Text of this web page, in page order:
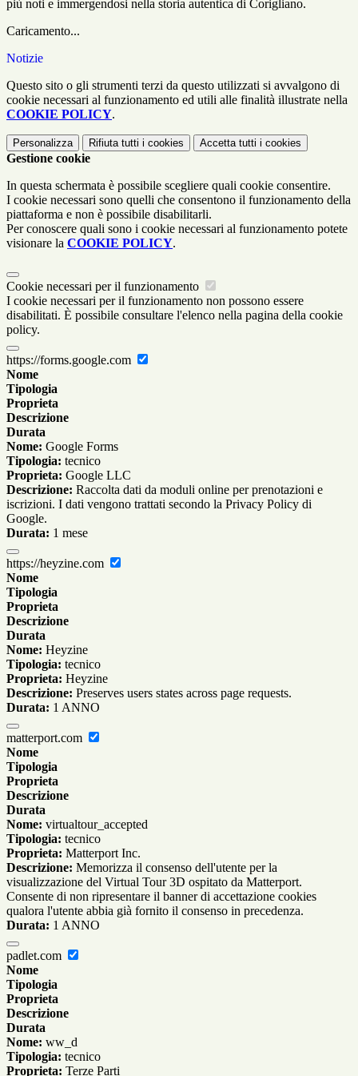
più noti e immergendosi nella storia autentica di Corigliano.
Caricamento...
Notizie
Questo sito o gli strumenti terzi da questo utilizzati si avvalgono di
cookie necessari al funzionamento ed utili alle finalità illustrate nella
COOKIE POLICY.
Personalizza Rifiuta tutti i cookies Accetta tutti i cookies
Gestione cookie
In questa schermata è possibile scegliere quali cookie consentire.
I cookie necessari sono quelli che consentono il funzionamento della
piattaforma e non è possibile disabilitarli.
Per conoscere quali sono i cookie necessari al funzionamento potete
visionare la COOKIE POLICY.
Cookie necessari per il funzionamento
I cookie necessari per il funzionamento non possono essere
disabilitati. È possibile consultare l'elenco nella pagina della cookie
policy.
https://forms.google.com
Nome
Tipologia
Proprieta
Descrizione
Durata
Nome: Google Forms
Tipologia: tecnico
Proprieta: Google LLC
Descrizione: Raccolta dati da moduli online per prenotazioni e
iscrizioni. I dati vengono trattati secondo la Privacy Policy di
Google.
Durata: 1 mese
https://heyzine.com
Nome
Tipologia
Proprieta
Descrizione
Durata
Nome: Heyzine
Tipologia: tecnico
Proprieta: Heyzine
Descrizione: Preserves users states across page requests.
Durata: 1 ANNO
matterport.com
Nome
Tipologia
Proprieta
Descrizione
Durata
Nome: virtualtour_accepted
Tipologia: tecnico
Proprieta: Matterport Inc.
Descrizione: Memorizza il consenso dell'utente per la
visualizzazione del Virtual Tour 3D ospitato da Matterport.
Consente di non ripresentare il banner di accettazione cookies
qualora l'utente abbia già fornito il consenso in precedenza.
Durata: 1 ANNO
padlet.com
Nome
Tipologia
Proprieta
Descrizione
Durata
Nome: ww_d
Tipologia: tecnico
Proprieta: Terze Parti